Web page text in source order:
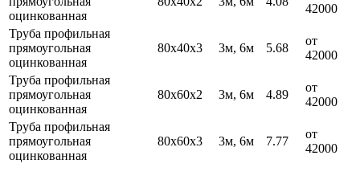
оцинкованная
42000
Труба профильная
прямоугольная
оцинкованная
80х40х3 3м, 6м 5.68
от
42000
Труба профильная
прямоугольная
оцинкованная
80х60х2 3м, 6м 4.89
от
42000
Труба профильная
прямоугольная
оцинкованная
80х60х3 3м, 6м 7.77
от
42000